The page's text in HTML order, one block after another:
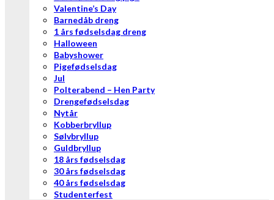
Valentine’s Day
Barnedåb dreng
1 års fødselsdag dreng
Halloween
Babyshower
Pigefødselsdag
Jul
Polterabend – Hen Party
Drengefødselsdag
Nytår
Kobberbryllup
Sølvbryllup
Guldbryllup
18 års fødselsdag
30 års fødselsdag
40 års fødselsdag
Studenterfest